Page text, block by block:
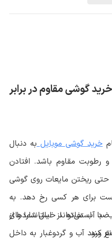
گوشی مقاوم در برابر
خرید گوشی موبایلبه دنبال
رطوبت مقاوم باشد. افتادن
حتی ریختن مایعات روی گوشی
برای هر کسی رخ دهد. به
آب می‌تواند خیال شما را از
کند.
استفاده از استانداردهای
آب و گردوغبار به داخل